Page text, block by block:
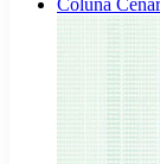
Coluna